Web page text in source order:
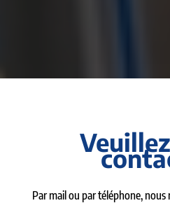
Par mail ou par téléphone,